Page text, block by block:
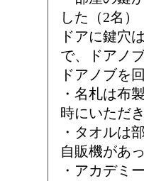
した（2名）
ドアに鍵穴
で、ドアノ
ドアノブを
・名札は布
時にいただ
・タオルは
自販機があ
・アカデミ